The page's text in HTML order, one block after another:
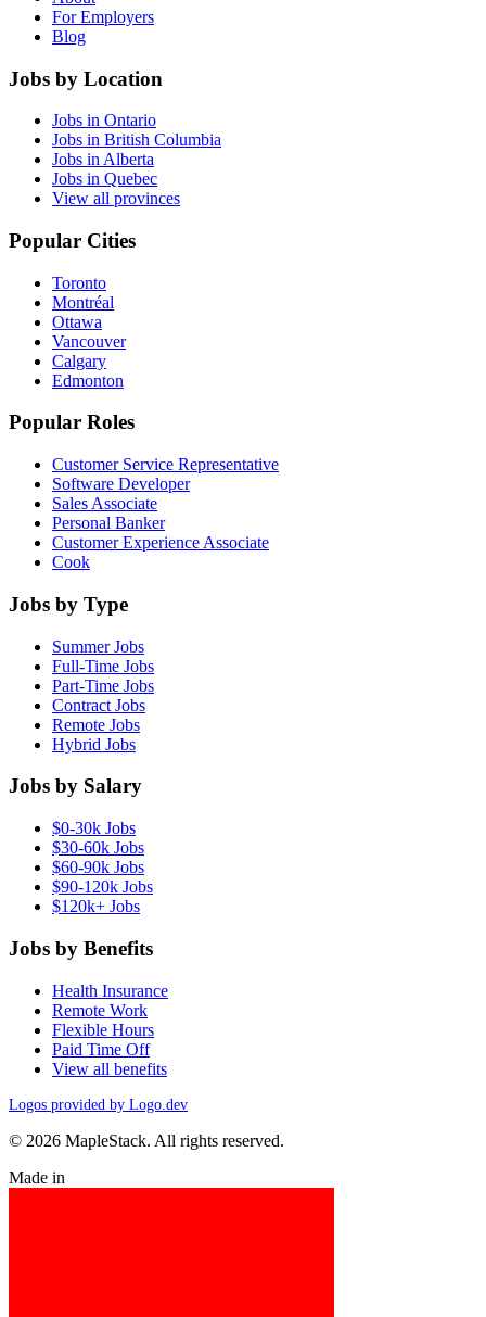
For Employers
Blog
Jobs by Location
Jobs in Ontario
Jobs in British Columbia
Jobs in Alberta
Jobs in Quebec
View all provinces
Popular Cities
Toronto
Montréal
Ottawa
Vancouver
Calgary
Edmonton
Popular Roles
Customer Service Representative
Software Developer
Sales Associate
Personal Banker
Customer Experience Associate
Cook
Jobs by Type
Summer Jobs
Full-Time Jobs
Part-Time Jobs
Contract Jobs
Remote Jobs
Hybrid Jobs
Jobs by Salary
$0-30k Jobs
$30-60k Jobs
$60-90k Jobs
$90-120k Jobs
$120k+ Jobs
Jobs by Benefits
Health Insurance
Remote Work
Flexible Hours
Paid Time Off
View all benefits
Logos provided by Logo.dev
© 2026 MapleStack. All rights reserved.
Made in